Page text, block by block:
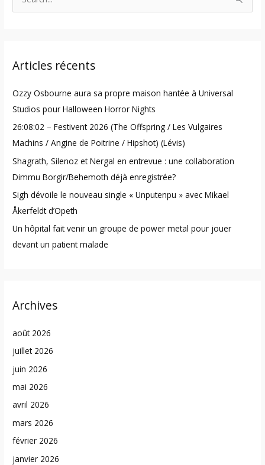
c
f
o
r
:
Articles récents
Ozzy Osbourne aura sa propre maison hantée à Universal
Studios pour Halloween Horror Nights
26:08:02 – Festivent 2026 (The Offspring / Les Vulgaires
Machins / Angine de Poitrine / Hipshot) (Lévis)
Shagrath, Silenoz et Nergal en entrevue : une collaboration
Dimmu Borgir/Behemoth déjà enregistrée?
Sigh dévoile le nouveau single « Unputenpu » avec Mikael
Åkerfeldt d’Opeth
Un hôpital fait venir un groupe de power metal pour jouer
devant un patient malade
Archives
août 2026
juillet 2026
juin 2026
mai 2026
avril 2026
mars 2026
février 2026
janvier 2026